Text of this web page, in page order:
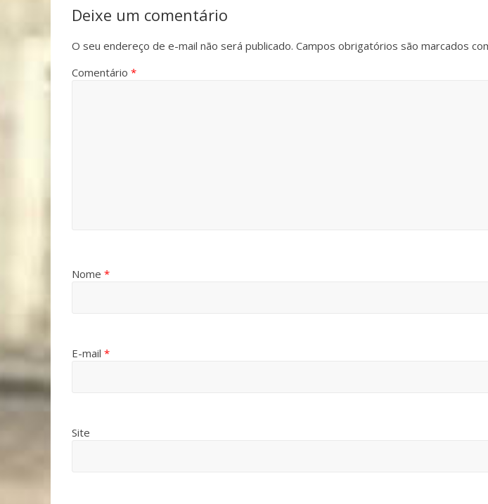
Deixe um comentário
O seu endereço de e-mail não será publicado. Campos obrigatórios são marcados
Comentário *
Nome *
E-mail *
Site